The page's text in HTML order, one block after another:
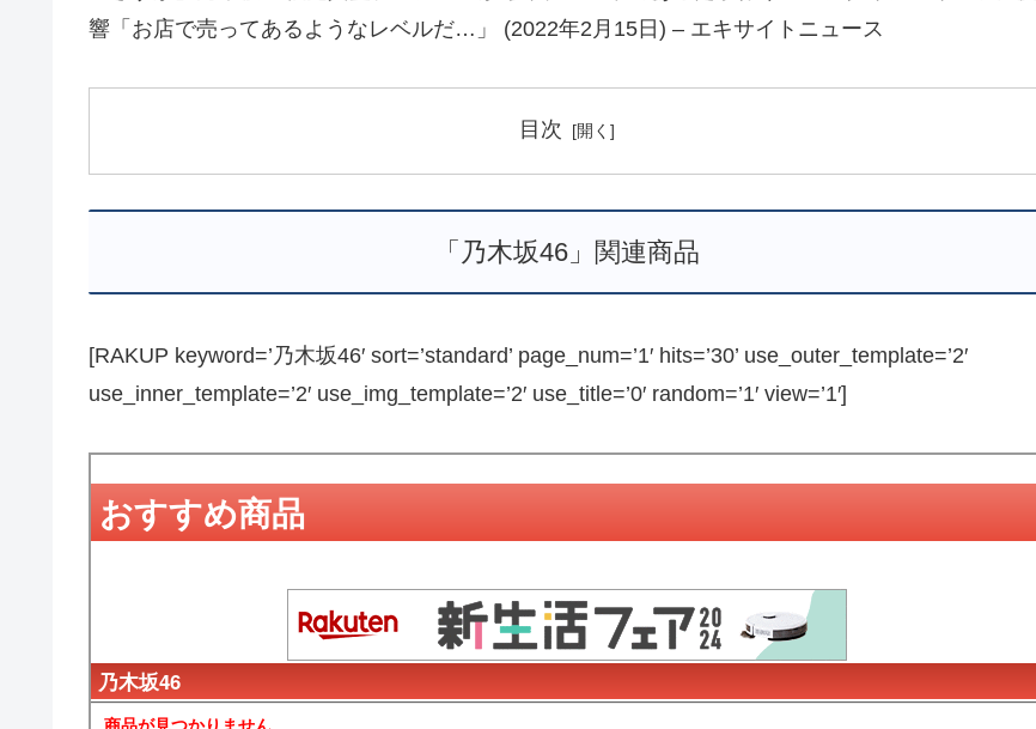
響「お店で売ってあるようなレベルだ…」 (2022年2月15日) – エキサイトニュース
目次
「乃木坂46」関連商品
[RAKUP keyword=’乃木坂46′ sort=’standard’ page_num=’1′ hits=’30’ use_outer_template=’2′
use_inner_template=’2′ use_img_template=’2′ use_title=’0′ random=’1′ view=’1′]